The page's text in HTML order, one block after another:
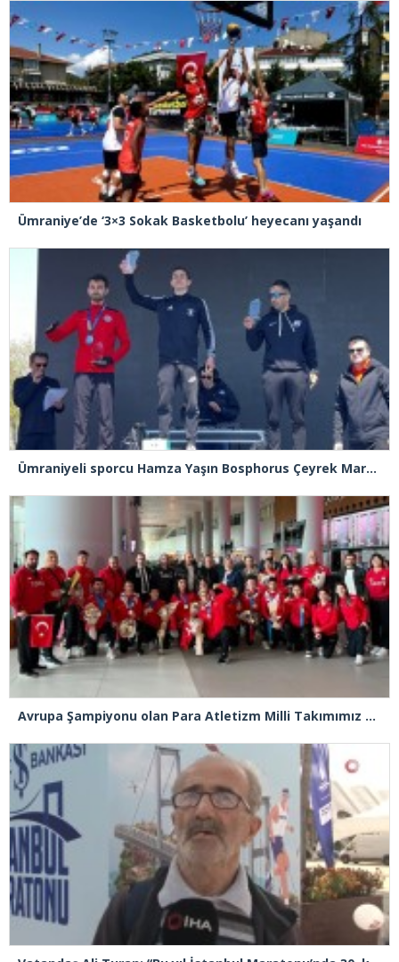
Ümraniye’de ‘3×3 Sokak Basketbolu’ heyecanı yaşandı
Ümraniyeli sporcu Hamza Yaşın Bosphorus Çeyrek Maraton Yarışları’nda şampiyon oldu
Avrupa Şampiyonu olan Para Atletizm Milli Takımımız yurda döndü